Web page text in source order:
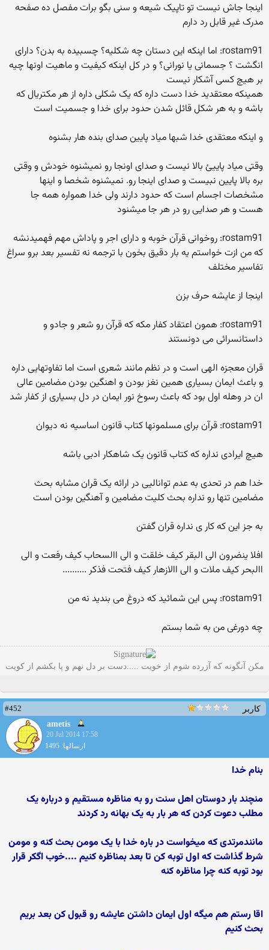
اینجا جاش نیست تو تاپیک شیعه و سنی بگو برات مفصل ده صفحه
مدرک غیر قابل رد دارم
rostam91: اما اینکه این دستان چه شکلیه؟ چسبیده به بدن؟ دارای
انگشت ؟ جسمانی یا نورانی؟ و در کل اینکه کیفیت و ماهیت اونها چیه
بر هیچ کسی آشکار نیست
همینکه معتقدید خدا دست داره که یک شکلی داره از هر مکتریال که
باشه و به هر شکل قائل شدن حدود برای خدا و جسمیت است
و اینکه معتقدی خدا شبها میاد پایین صدای بنده هار بشنوه
وقتی میاد پاییئ بالا نیست و صدای اونجا رو نمیشنوه خودش و وقتی
بره بالا پایین نبیست و صدای اینجا رو. نمیشنوه شخصا و اینها
مشخصات اجسام است که حدود دارند ولی خدا همواره همه جا
هست و هر صدایی رو در هر جا میشنود
rostam91: روخوانی قرآن خوبه و دارای اجر و پاداش مهم فهمیدنشه
که من ازت خواستم یه بار دقیق بخون با ترجمه نه تفسیر بعد برو سراغ
تفاسیر مختلف
اینجا از عایشه حرف بزن
rostam91: همون اعتقاد کفار مکه که قرآن رو شعر و جادو و
داستانسرائی می دونستند
قران معجزه الهی است و در نظم مانند شعری است اما تفاوتهایی داره
و باعث ایمان بسیاری همین نغز بودن و اهنگین بودن مضامین عالی
ان در وهله اول بود که باعث رسوخ نور ایمان در دل بسیاری از کفار شد
rostam91: قرآن برای مسلمونها کتاب قانون اساسیه نه دیوان
هیچ ایرادی نداره که کتاب قانون یک شاهکار ادبی باشه
خدا هم در تحدی به عدم توانالیی در ارائه یک قران مشابه بحث
مضامین تنها رو نداره بحث کلیت مضامین و آهنگین بودن است
به جز این که کار ی نداره قران گفتن
افلا ینضرون الی البقر کیف خلقت و الی االسحاب کیف رفعت و الی
االبحر کیف ملات و الی االازهار کیف فتحت فذکر ..........
rostam91: پس این شمائید که دروغ می بندید نه من
چه دورغی من به شما بستم
مکن آنگونه که آزرده شوم از خویت .....دست بر دل نهم و پا بکشم از کویت
کاربر
#452
ametis
20 Jul 2014 17:58
ارسالها: 1495
بنام خدا
منچند بار دوستان اهل سنت رو به مناظره مستقیم و درباره یک
مطلب دعوت کردن که هر بار به یک بهانه رد کردند
مانندمرتدی که میخواست در باره خدا با یک مومن بحث کنه و مومن
شرط گذاشت که اول توبه کن تا بعد بمناظره کنیم ....خوب اگکر قرار
بود توبه کنه چرا مناظره کنه
اقا رستم هم میگه اول ایمان داشتن عایشه رو قبول کن بعد بریم
بحث کنیم